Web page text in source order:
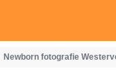
Newborn fotografie